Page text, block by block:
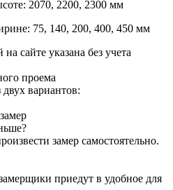
2070, 2200, 2300 мм
75, 140, 200, 400, 450 мм
сайте указана без учета
проема
вариантов:
замер самостоятельно.
приедут в удобное для